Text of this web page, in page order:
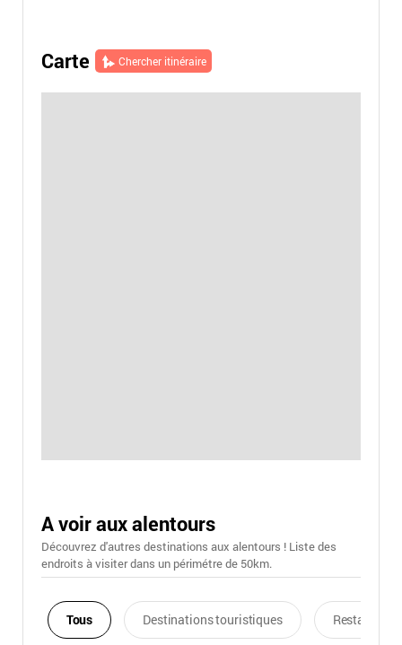
Carte Chercher itinéraire
A voir aux alentours
Découvrez d'autres destinations aux alentours ! Liste des
endroits à visiter dans un périmétre de 50km.
Tous Destinations touristiques Restaurants